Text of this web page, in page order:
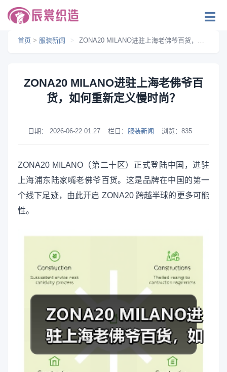
首页 > 服装新闻 > ZONA20 MILANO进驻上海老佛爷百货，如何重新定义慢时尚？
ZONA20 MILANO进驻上海老佛爷百
货，如何重新定义慢时尚？
日期： 2026-06-22 01:27 栏目： 服装新闻 浏览： 835
ZONA20 MILANO（第二十区）正式登陆中国，进驻
上海浦东陆家嘴老佛爷百货。这是品牌在中国的第一
个线下足迹，由此开启 ZONA20 跨越半球的更多可能
性。